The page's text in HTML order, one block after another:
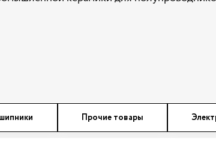
Прочие товары